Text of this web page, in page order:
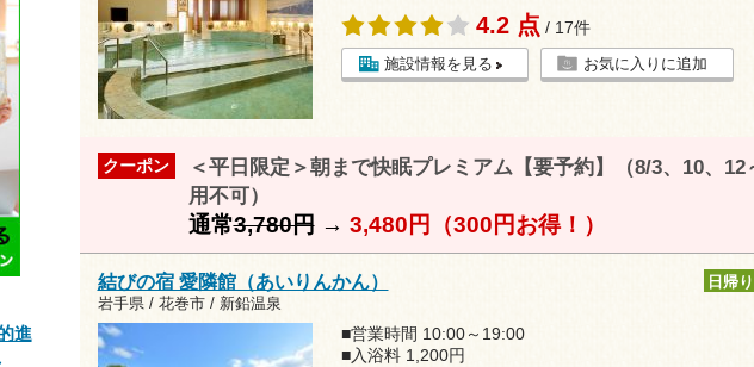
4.2 点 / 17件
施設情報を見る お気に入りに追加
クーポン
＜平日限定＞朝まで快眠プレミアム【要予約】（8/3、10、12
用不可）
通常3,780円→ 3,480円（300円お得！）
結びの宿 愛隣館（あいりんかん）
岩手県 / 花巻市 / 新鉛温泉
日帰り
■営業時間 10:00～19:00
■入浴料 1,200円
進